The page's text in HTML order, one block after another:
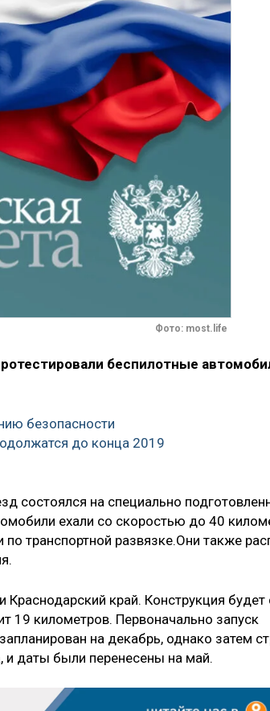
Фото: most.life
беспилотные
безопасности
до конца 2019
состоялся на специально
ехали со скоростью до 40
транспортной развязке.Они также
край. Конструкция будет
19 километров. Первоначально запуск
на декабрь, однако затем
и даты были перенесены на май.